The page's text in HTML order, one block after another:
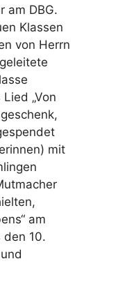
am DBG.
Klassen
von Herrn
„Von
mit
am
den 10.